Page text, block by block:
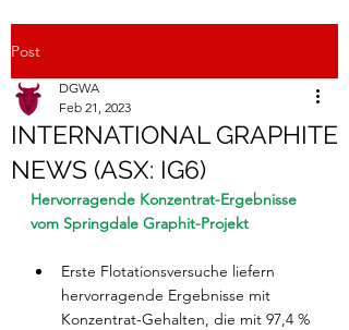
Post
INTERNATIONAL GRAPHITE
NEWS (ASX: IG6)
DGWA
Feb 21, 2023
Hervorragende Konzentrat-Ergebnisse
vom Springdale Graphit-Projekt
Erste Flotationsversuche liefern
hervorragende Ergebnisse mit
Konzentrat-Gehalten, die mit 97,4 %